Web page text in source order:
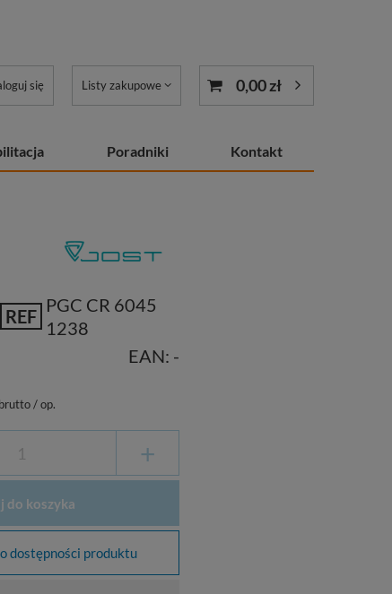
się Listy zakupowe 0,00 zł
Poradniki Kontakt
REF
PGC CR 6045
1238
EAN: -
brutto/op.
+
do koszyka
dostępności produktu